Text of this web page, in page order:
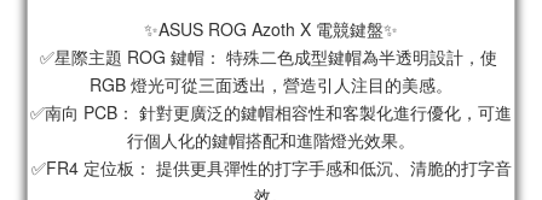
✨ASUS ROG Azoth X 電競鍵盤✨
✅星際主題 ROG 鍵帽： 特殊二色成型鍵帽為半透明設計，使
RGB 燈光可從三面透出，營造引人注目的美感。
✅南向 PCB： 針對更廣泛的鍵帽相容性和客製化進行優化，可進
行個人化的鍵帽搭配和進階燈光效果。
✅FR4 定位板： 提供更具彈性的打字手感和低沉、清脆的打字音
效。